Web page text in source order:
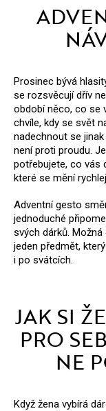
Prosinec bývá
se rozsvěcují dřív
období něco, co se
chvíle, kdy se svět
nadechnout se
není proti proudu.
potřebujete, co vás
které se mění
Adventní gesto
jednoduché
svých dárků. Možná
jeden předmět,
i po svátcích.
JAK SI
PRO
NE
Když žena vybírá